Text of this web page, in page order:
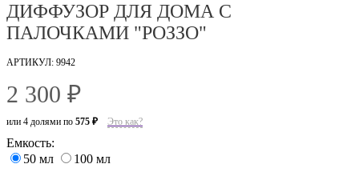
ДИФФУЗОР ДЛЯ ДОМА С
ПАЛОЧКАМИ "РОЗЗО"
АРТИКУЛ: 9942
2 300 ₽
или 4 долями по 575 ₽ Это как?
Емкость:
50 мл
100 мл